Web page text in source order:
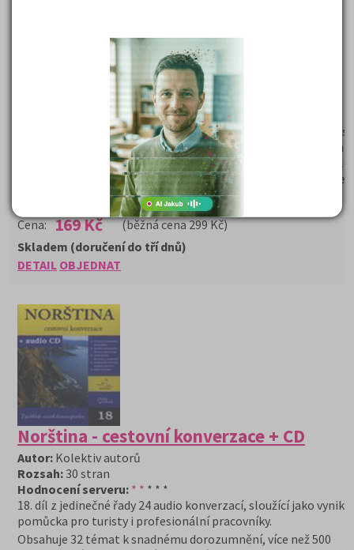
Finština cestovní konverzace + CD
kolektiv autorů
Hodnocení serveru: * ** * *
Vynikající pomůcka pro turisty i profesionální pracovníky.
témat k snadnému dorozumnění, více než 500 konverzačních
výslovností, samostudium formou poslechu a opakování. Dále
dvojjazyčnou nahrávku rodilých mluvčích, základní informace
Cena: 169 Kč (běžná cena 299 Kč)
DETAIL OBJEDNAT
Skladem (doručení do tří dnů)
Norština - cestovní konverzace + CD
Autor: Kolektiv autorů
Rozsah: 30 stran
Hodnocení serveru: * * * * *
18. díl z jedinečné řady 24 audio konverzací, sloužící jako
pomůcka pro turisty i profesionální pracovníky.
Obsahuje 32 témat k snadnému dorozumnění, více než 500